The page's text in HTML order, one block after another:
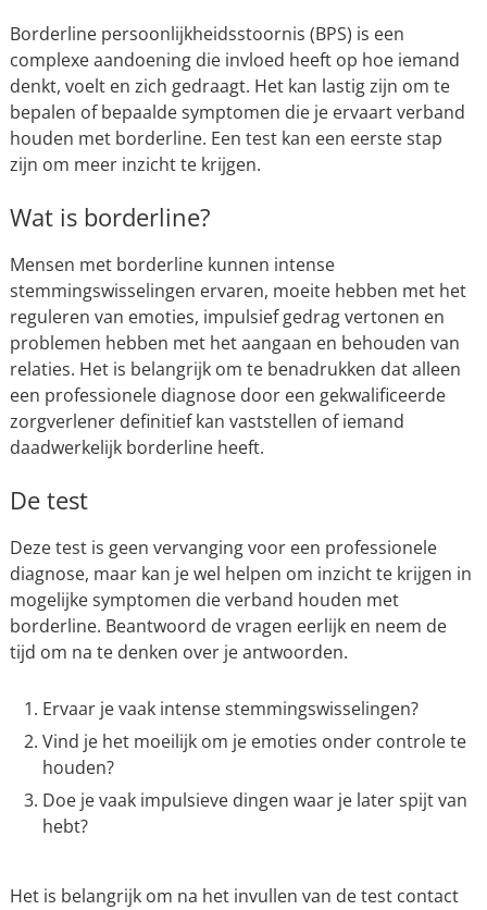
Borderline persoonlijkheidsstoornis (BPS) is een
complexe aandoening die invloed heeft op hoe iemand
denkt, voelt en zich gedraagt. Het kan lastig zijn om te
bepalen of bepaalde symptomen die je ervaart verband
houden met borderline. Een test kan een eerste stap
zijn om meer inzicht te krijgen.
Wat is borderline?
Mensen met borderline kunnen intense
stemmingswisselingen ervaren, moeite hebben met het
reguleren van emoties, impulsief gedrag vertonen en
problemen hebben met het aangaan en behouden van
relaties. Het is belangrijk om te benadrukken dat alleen
een professionele diagnose door een gekwalificeerde
zorgverlener definitief kan vaststellen of iemand
daadwerkelijk borderline heeft.
De test
Deze test is geen vervanging voor een professionele
diagnose, maar kan je wel helpen om inzicht te krijgen in
mogelijke symptomen die verband houden met
borderline. Beantwoord de vragen eerlijk en neem de
tijd om na te denken over je antwoorden.
Ervaar je vaak intense stemmingswisselingen?
Vind je het moeilijk om je emoties onder controle te
houden?
Doe je vaak impulsieve dingen waar je later spijt van
hebt?
Het is belangrijk om na het invullen van de test contact